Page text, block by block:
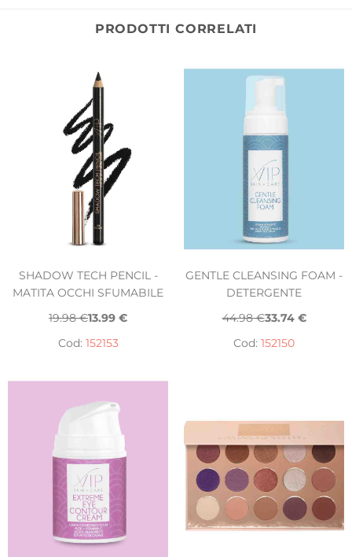
PRODOTTI CORRELATI
SHADOW TECH PENCIL -
MATITA OCCHI SFUMABILE
19.98 €13.99 €
Cod: 152153
GENTLE CLEANSING FOAM -
DETERGENTE
44.98 €33.74 €
Cod: 152150